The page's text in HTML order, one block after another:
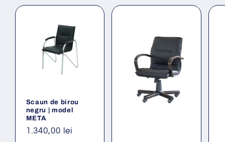
Scaun de birou
negru | model
META
Preț
1.340,00 lei